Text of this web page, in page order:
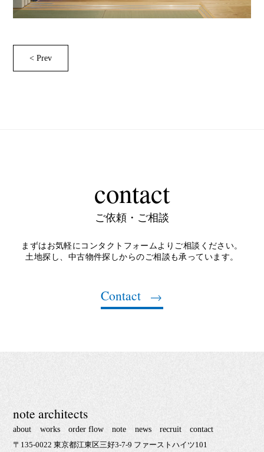
< Prev
contact
ご依頼・ご相談
まずはお気軽にコンタクトフォームよりご相談ください。
土地探し、中古物件探しからのご相談も承っています。
Contact
note architects
about works order flow note news recruit contact
〒135-0022 東京都江東区三好3-7-9 ファーストハイツ101